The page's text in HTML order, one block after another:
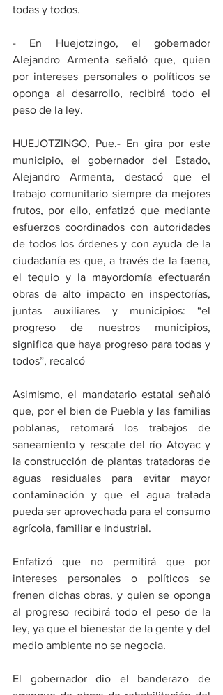
todas y todos.
- En Huejotzingo, el gobernador
Alejandro Armenta señaló que, quien
por intereses personales o políticos se
oponga al desarrollo, recibirá todo el
peso de la ley.
HUEJOTZINGO, Pue.- En gira por este
municipio, el gobernador del Estado,
Alejandro Armenta, destacó que el
trabajo comunitario siempre da mejores
frutos, por ello, enfatizó que mediante
esfuerzos coordinados con autoridades
de todos los órdenes y con ayuda de la
ciudadanía es que, a través de la faena,
el tequio y la mayordomía efectuarán
obras de alto impacto en inspectorías,
juntas auxiliares y municipios: “el
progreso de nuestros municipios,
significa que haya progreso para todas y
todos”, recalcó
Asimismo, el mandatario estatal señaló
que, por el bien de Puebla y las familias
poblanas, retomará los trabajos de
saneamiento y rescate del río Atoyac y
la construcción de plantas tratadoras de
aguas residuales para evitar mayor
contaminación y que el agua tratada
pueda ser aprovechada para el consumo
agrícola, familiar e industrial.
Enfatizó que no permitirá que por
intereses personales o políticos se
frenen dichas obras, y quien se oponga
al progreso recibirá todo el peso de la
ley, ya que el bienestar de la gente y del
medio ambiente no se negocia.
El gobernador dio el banderazo de